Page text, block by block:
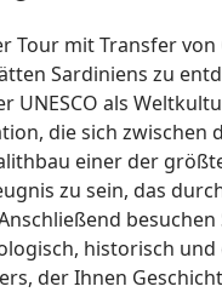
Tour mit Transfer
Sardiniens zu
UNESCO als
die sich zwischen
einer der
zu sein, das
historisch
der Ihnen